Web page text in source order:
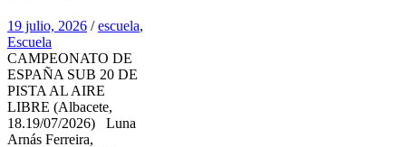
19 julio, 2026 / escuela,
Escuela
CAMPEONATO DE
ESPAÑA SUB 20 DE
PISTA AL AIRE
LIBRE (Albacete,
18.19/07/2026) Luna
Arnás Ferreira,